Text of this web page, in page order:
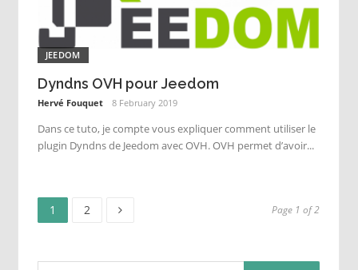
JEEDOM
Dyndns OVH pour Jeedom
Hervé Fouquet 8 February 2019
Dans ce tuto, je compte vous expliquer comment utiliser le
plugin Dyndns de Jeedom avec OVH. OVH permet d’avoir...
Posts
Page
1 Page
2 Page 1 of 2
Search